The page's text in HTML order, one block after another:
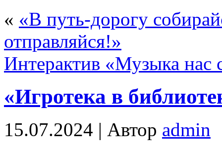
« «В путь-дорогу
отправляйся!»
Интерактив «Музыка нас
«Игротека в
15.07.2024 | Автор admin